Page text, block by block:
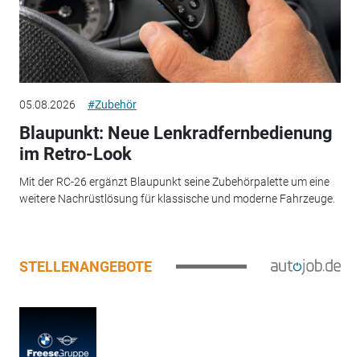
05.08.2026 #Zubehör
Blaupunkt: Neue Lenkradfernbedienung
im Retro-Look
Mit der RC-26 ergänzt Blaupunkt seine Zubehörpalette um eine
weitere Nachrüstlösung für klassische und moderne Fahrzeuge.
STELLENANGEBOTE